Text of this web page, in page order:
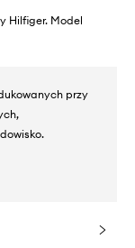
Hilfiger. Model
przy